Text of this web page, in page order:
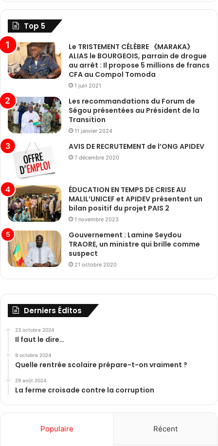
Top 5
Le TRISTEMENT CÉLÈBRE 《MARAKA》
ALIAS le BOURGEOIS, parrain de drogue
au arrêt : Il propose 5 millions de francs
CFA au Compol Tomoda
1 juin 2021
Les recommandations du Forum de
Ségou présentées au Président de la
Transition
11 janvier 2024
AVIS DE RECRUTEMENT de l’ONG APIDEV
7 décembre 2020
ÉDUCATION EN TEMPS DE CRISE AU
MALIL’UNICEF et APIDEV présentent un
bilan positif du projet PAIS 2
1 novembre 2023
Gouvernement : Lamine Seydou
TRAORE, un ministre qui brille comme
suspect
21 octobre 2020
Derniers Éditos
23 octobre 2024
Il faut le dire…
9 octobre 2024
Quelle rentrée scolaire prépare-t-on vraiment ?
29 août 2024
La ferme croisade contre la corruption
Populaire Récent